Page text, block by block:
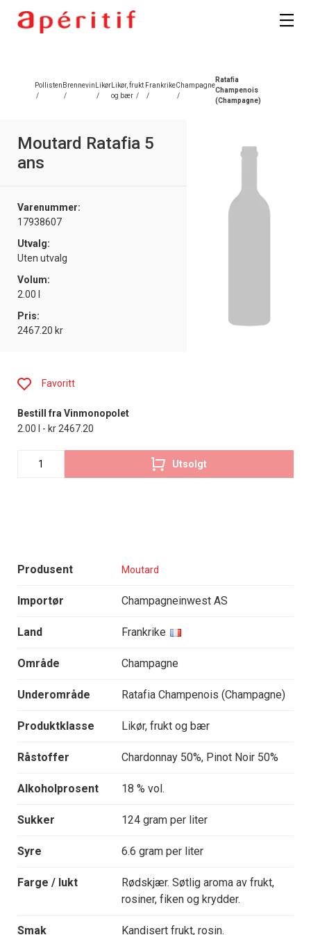
Pollisten
/
Brennevin
/
Likør
/
Likør, frukt
og bær /
Frankrike
/
Champagne
/
Ratafia
Champenois
(Champagne)
Moutard Ratafia 5
ans
Varenummer:
17938607
Utvalg:
Uten utvalg
Volum:
2.00 l
Pris:
2467.20 kr
Produsent Moutard
Importør Champagneinwest AS
Land Frankrike
Område Champagne
Underområde Ratafia Champenois (Champagne)
Produktklasse Likør, frukt og bær
Råstoffer Chardonnay 50%, Pinot Noir 50%
Alkoholprosent 18 % vol.
Sukker 124 gram per liter
Syre 6.6 gram per liter
Farge / lukt
Rødskjær. Søtlig aroma av frukt,
rosiner, fiken og krydder.
Smak Kandisert frukt, rosin.
Favoritt
Bestill fra Vinmonopolet
2.00 l - kr 2467.20
Utsolgt